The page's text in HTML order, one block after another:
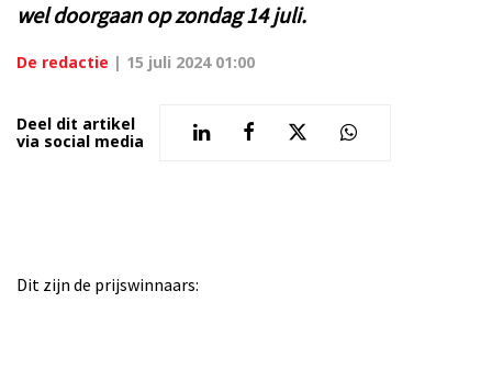
wel doorgaan op zondag 14 juli.
De redactie | 15 juli 2024 01:00
Deel dit artikel
via social media
Dit zijn de prijswinnaars: